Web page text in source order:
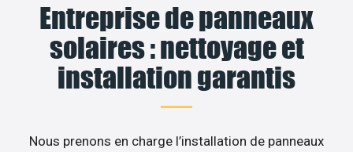
Entreprise de panneaux
solaires : nettoyage et
installation garantis
Nous prenons en charge l’installation de panneaux